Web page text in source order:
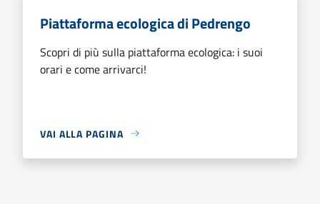
Piattaforma ecologica di Pedrengo
Scopri di più sulla piattaforma ecologica: i suoi
orari e come arrivarci!
VAI ALLA PAGINA